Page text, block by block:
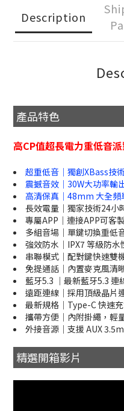
Description
產品特色
高CP值超長電力重低音
超重低音｜獨創XBass技
震撼音效｜30W大功率輸
高清保真｜48mm 大全頻
長效電量｜獨家技術24小
專屬APP｜連接APP可客
多組音場｜單鍵切換重低
強效防水｜IPX7 等級防水
串聯模式｜配對鍵快速雙
免提通話｜內置麥克風清
藍牙5.3 ｜最新藍牙5.3 連
遠距連線｜採用頂級晶片
最新規格｜Type-C 快速
攜帶方便｜內附掛繩，輕
外接音源｜支援 AUX
精選開箱影片